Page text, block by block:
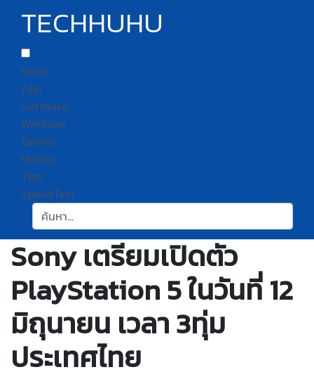
TECHHUHU
News
App
Software
Windows
Games
Mobile
Tips
SpeedTest
ค้นหา:
Sony เตรียมเปิดตัว
PlayStation 5 ในวันที่ 12
มิถุนายน เวลา 3ทุ่ม
ประเทศไทย